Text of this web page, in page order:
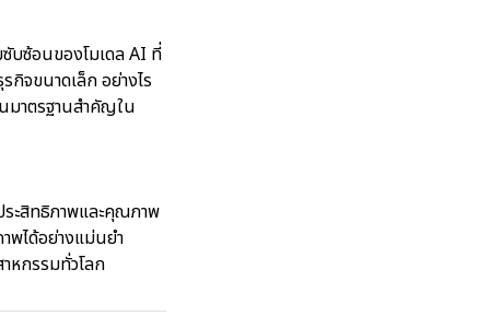
บซ้อนของโมเดล AI ที่
จขนาดเล็ก อย่างไร
มาตรฐานสำคัญใน
ะสิทธิภาพและคุณภาพ
พได้อย่างแม่นยำ
หกรรมทั่วโลก